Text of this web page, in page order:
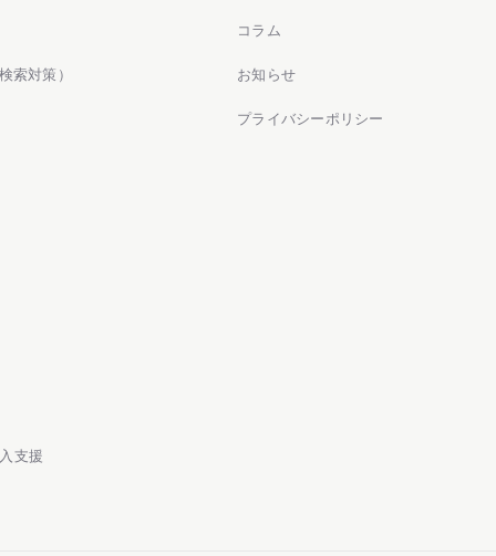
索対策）
支援
コラム
お知らせ
プライバシーポリシー